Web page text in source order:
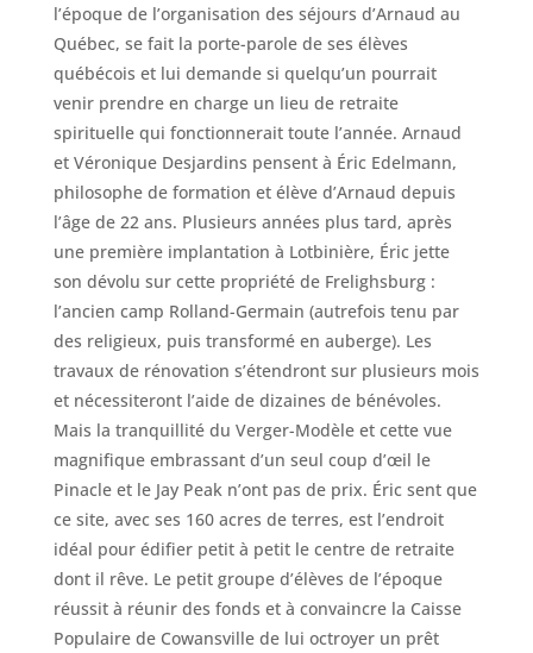
l’époque de l’organisation des séjours d’Arnaud au
Québec, se fait la porte-parole de ses élèves
québécois et lui demande si quelqu’un pourrait
venir prendre en charge un lieu de retraite
spirituelle qui fonctionnerait toute l’année. Arnaud
et Véronique Desjardins pensent à Éric Edelmann,
philosophe de formation et élève d’Arnaud depuis
l’âge de 22 ans. Plusieurs années plus tard, après
une première implantation à Lotbinière, Éric jette
son dévolu sur cette propriété de Frelighsburg :
l’ancien camp Rolland-Germain (autrefois tenu par
des religieux, puis transformé en auberge). Les
travaux de rénovation s’étendront sur plusieurs mois
et nécessiteront l’aide de dizaines de bénévoles.
Mais la tranquillité du Verger-Modèle et cette vue
magnifique embrassant d’un seul coup d’œil le
Pinacle et le Jay Peak n’ont pas de prix. Éric sent que
ce site, avec ses 160 acres de terres, est l’endroit
idéal pour édifier petit à petit le centre de retraite
dont il rêve. Le petit groupe d’élèves de l’époque
réussit à réunir des fonds et à convaincre la Caisse
Populaire de Cowansville de lui octroyer un prêt